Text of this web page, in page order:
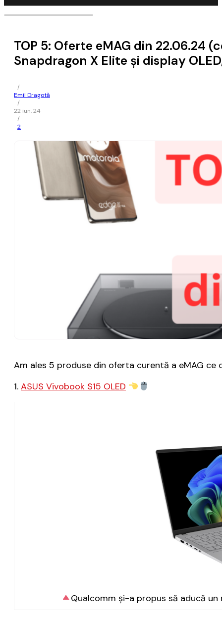
TOP 5: Oferte eMAG din 22.06.24
Snapdragon X Elite și display
/
Emil Dragotă
/
22 iun. 24
/
2
Am ales 5 produse din oferta curentă a eMAG
1. ASUS Vivobook S15 OLED
Qualcomm și-a propus să aducă